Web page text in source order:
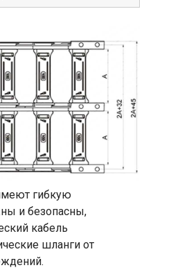
гибкую
и безопасны,
кабель
шланги от